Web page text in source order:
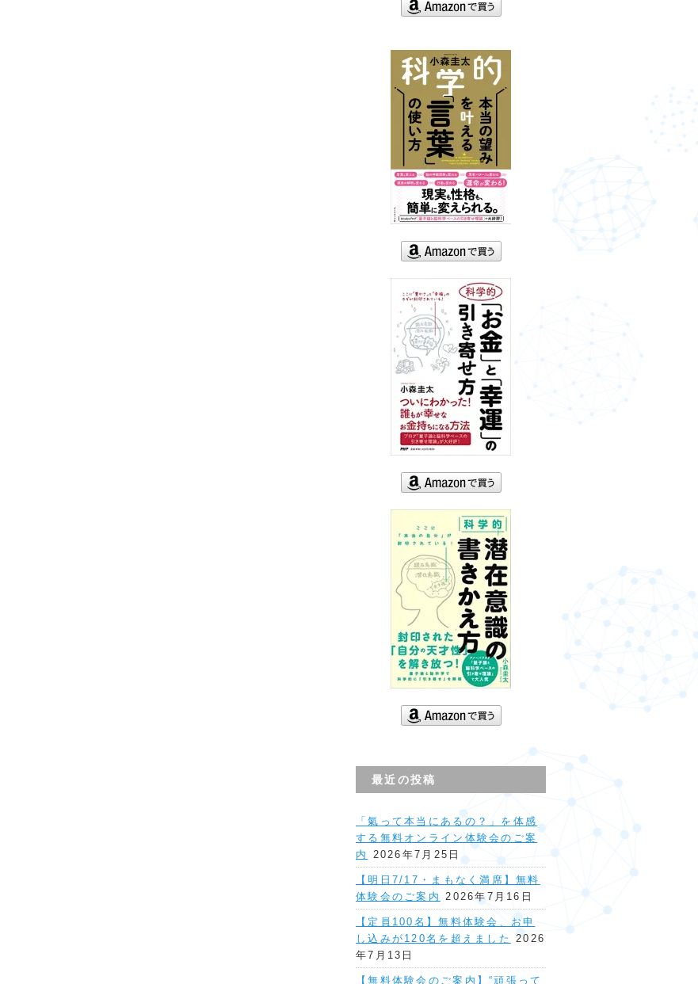
最近の投稿
「氣って本当にあるの？」を体感
する無料オンライン体験会のご案
内
2026年7月25日
【明日7/17・まもなく満席】無料
体験会のご案内
2026年7月16日
【定員100名】無料体験会、お申
し込みが120名を超えました
2026
年7月13日
【無料体験会のご案内】“頑張って